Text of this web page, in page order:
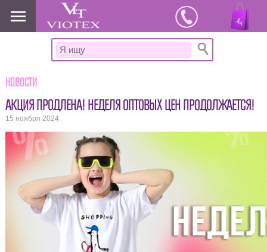
www.viotex37.ru
Новости
АКЦИЯ ПРОДЛЕНА! НЕДЕЛЯ ОПТОВЫХ ЦЕН ПРОДОЛЖАЕТСЯ!
15 ноября 2024